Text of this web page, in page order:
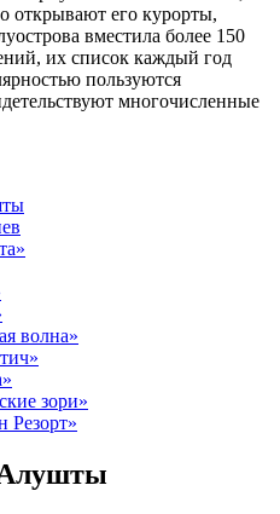
открывают его курорты,
вместила более 150
их список каждый год
пользуются
многочисленные
волна»
зори»
Резорт»